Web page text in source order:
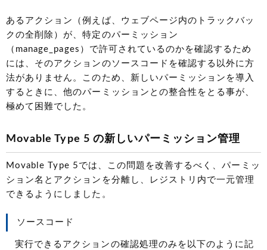
あるアクション（例えば、ウェブページ内のトラックバッ
クの全削除）が、特定のパーミッション
（manage_pages）で許可されているのかを確認するため
には、そのアクションのソースコードを確認する以外に方
法がありません。このため、新しいパーミッションを導入
するときに、他のパーミッションとの整合性をとる事が、
極めて困難でした。
Movable Type 5 の新しいパーミッション管理
Movable Type 5では、この問題を改善するべく、パーミッ
ション名とアクションを分離し、レジストリ内で一元管理
できるようにしました。
ソースコード
実行できるアクションの確認処理のみを以下のように記